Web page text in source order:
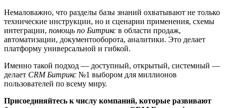
Немаловажно, что разделы базы знаний охватывают не только
технические инструкции, но и сценарии применения, схемы
интеграции, помощь по Битрикс в области продаж,
автоматизации, документооборота, аналитики. Это делает
платформу универсальной и гибкой.
Именно такой подход — доступный, открытый, системный —
делает CRM Битрикс №1 выбором для миллионов
пользователей по всему миру.
Присоединяйтесь к числу компаний, которые развивают